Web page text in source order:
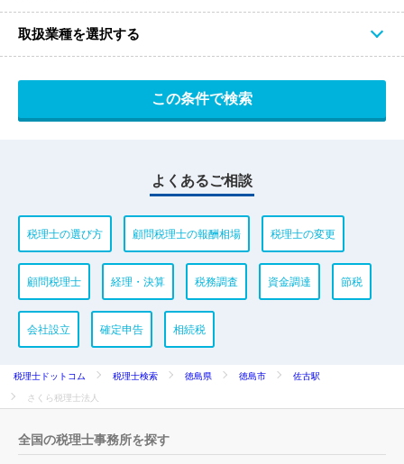
取扱業種を選択する
よくあるご相談
税理士の選び方 顧問税理士の報酬相場 税理士の変更
顧問税理士 経理・決算 税務調査 資金調達 節税
会社設立 確定申告 相続税
税理士ドットコム 税理士検索 徳島県 徳島市
佐古駅
さくら税理士法人
全国の税理士事務所を探す